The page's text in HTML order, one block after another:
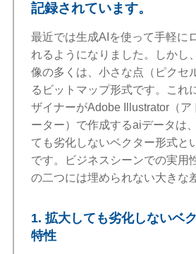
記録されています。
最近では生成AIを使って手軽に
れるようになりました。しかし
像の多くは、小さな点（ピクセ
るビットマップ形式です。これ
ザイナーがAdobe Illustrator（ア
ーター）で作成するaiデータは
ても劣化しないベクター形式と
です。ビジネスシーンでの実用
の二つには埋められない大きな
1. 拡大しても劣化しないベ
特性